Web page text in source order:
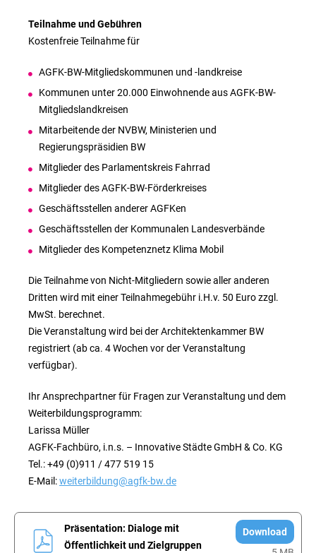
Teilnahme und Gebühren
Kostenfreie Teilnahme für
AGFK-BW-Mitgliedskommunen und -landkreise
Kommunen unter 20.000 Einwohnende aus AGFK-BW-
Mitgliedslandkreisen
Mitarbeitende der NVBW, Ministerien und
Regierungspräsidien BW
Mitglieder des Parlamentskreis Fahrrad
Mitglieder des AGFK-BW-Förderkreises
Geschäftsstellen anderer AGFKen
Geschäftsstellen der Kommunalen Landesverbände
Mitglieder des Kompetenznetz Klima Mobil
Die Teilnahme von Nicht-Mitgliedern sowie aller anderen
Dritten wird mit einer Teilnahmegebühr i.H.v. 50 Euro zzgl.
MwSt. berechnet.
Die Veranstaltung wird bei der Architektenkammer BW
registriert (ab ca. 4 Wochen vor der Veranstaltung
verfügbar).
Ihr Ansprechpartner für Fragen zur Veranstaltung und dem
Weiterbildungsprogramm:
Larissa Müller
AGFK-Fachbüro, i.n.s. – Innovative Städte GmbH & Co. KG
Tel.: +49 (0)911 / 477 519 15
E-Mail:weiterbildung@agfk-bw.de
Präsentation: Dialoge mit
Öffentlichkeit und Zielgruppen
Download